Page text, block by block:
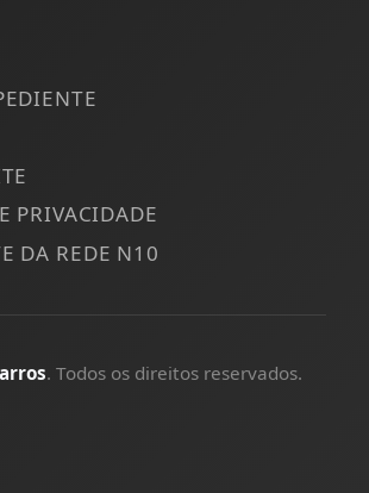
PRIVACIDADE
DA REDE N10
. Todos os direitos reservados.